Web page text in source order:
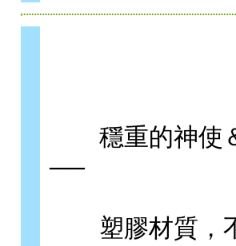
穩重的神使＆
──
塑膠材質，